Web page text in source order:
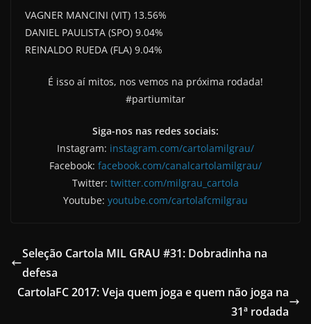
VAGNER MANCINI (VIT) 13.56%
DANIEL PAULISTA (SPO) 9.04%
REINALDO RUEDA (FLA) 9.04%
É isso aí mitos, nos vemos na próxima rodada!
#partiumitar
Siga-nos nas redes sociais:
Instagram: instagram.com/cartolamilgrau/
Facebook: facebook.com/canalcartolamilgrau/
Twitter: twitter.com/milgrau_cartola
Youtube: youtube.com/cartolafcmilgrau
Seleção Cartola MIL GRAU #31: Dobradinha na
defesa
CartolaFC 2017: Veja quem joga e quem não joga na
31ª rodada